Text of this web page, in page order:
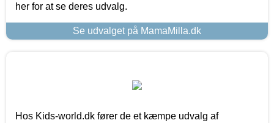
her for at se deres udvalg.
Se udvalget på MamaMilla.dk
Hos Kids-world.dk fører de et kæmpe udvalg af